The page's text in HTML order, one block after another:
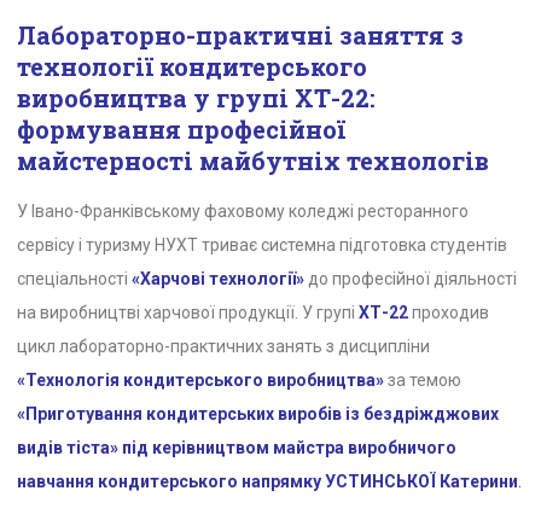
Лабораторно-практичні заняття з
технології кондитерського
виробництва у групі ХТ-22:
формування професійної
майстерності майбутніх технологів
У Івано-Франківському фаховому коледжі ресторанного
сервісу і туризму НУХТ триває системна підготовка студентів
спеціальності«Харчові технології» до професійної діяльності
на виробництві харчової продукції. У групіХТ-22проходив
цикл лабораторно-практичних занять з дисципліни
«Технологія кондитерського виробництва»за темою
«Приготування кондитерських виробів із бездріжджових
видів тіста» під керівництвом майстра виробничого
навчання кондитерського напрямку УСТИНСЬКОЇ Катерини